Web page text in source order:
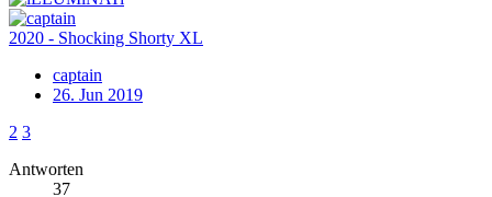
2020 - Shocking Shorty XL
captain
26. Jun 2019
2 3
Antworten
37